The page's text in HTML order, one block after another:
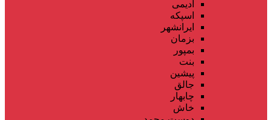
ادیمی
اسپکه
ایرانشهر
بزمان
بمپور
بنت
پیشین
جالق
چابهار
خاش